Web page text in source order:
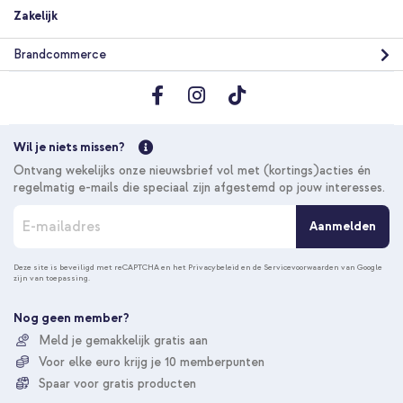
€ 36,98
Gratis verzending € 35,18
Gratis
verzending
Zakelijk
Brandcommerce
Wil je niets missen?
Ontvang wekelijks onze nieuwsbrief vol met (kortings)acties én
regelmatig e-mails die speciaal zijn afgestemd op jouw interesses.
n
n
e
u
o
p
Aanmelden
Deze site is beveiligd met reCAPTCHA en het Privacybeleid en de Servicevoorwaarden van Google
zijn van toepassing.
Nog geen member?
Meld je gemakkelijk gratis aan
Voor elke euro krijg je 10 memberpunten
Spaar voor gratis producten